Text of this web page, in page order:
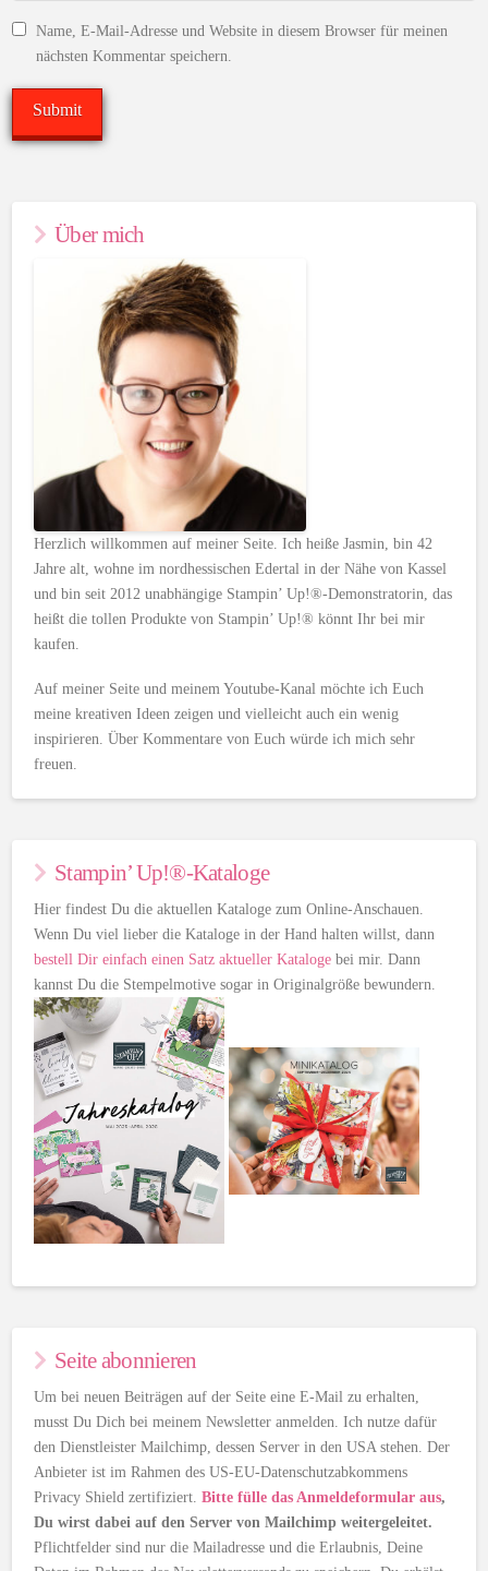
Name, E-Mail-Adresse und Website in diesem Browser für meinen
nächsten Kommentar speichern.
Über mich
Herzlich willkommen auf meiner Seite. Ich heiße Jasmin, bin 42
Jahre alt, wohne im nordhessischen Edertal in der Nähe von Kassel
und bin seit 2012 unabhängige Stampin’ Up!®-Demonstratorin, das
heißt die tollen Produkte von Stampin’ Up!® könnt Ihr bei mir
kaufen.
Auf meiner Seite und meinem Youtube-Kanal möchte ich Euch
meine kreativen Ideen zeigen und vielleicht auch ein wenig
inspirieren. Über Kommentare von Euch würde ich mich sehr
freuen.
Stampin’ Up!®-Kataloge
Hier findest Du die aktuellen Kataloge zum Online-Anschauen.
Wenn Du viel lieber die Kataloge in der Hand halten willst, dann
bestell Dir einfach einen Satz aktueller Kataloge bei mir. Dann
kannst Du die Stempelmotive sogar in Originalgröße bewundern.
Seite abonnieren
Um bei neuen Beiträgen auf der Seite eine E-Mail zu erhalten,
musst Du Dich bei meinem Newsletter anmelden. Ich nutze dafür
den Dienstleister Mailchimp, dessen Server in den USA stehen. Der
Anbieter ist im Rahmen des US-EU-Datenschutzabkommens
Privacy Shield zertifiziert.Bitte fülle das Anmeldeformular aus,
Du wirst dabei auf den Server von Mailchimp weitergeleitet.
Pflichtfelder sind nur die Mailadresse und die Erlaubnis, Deine